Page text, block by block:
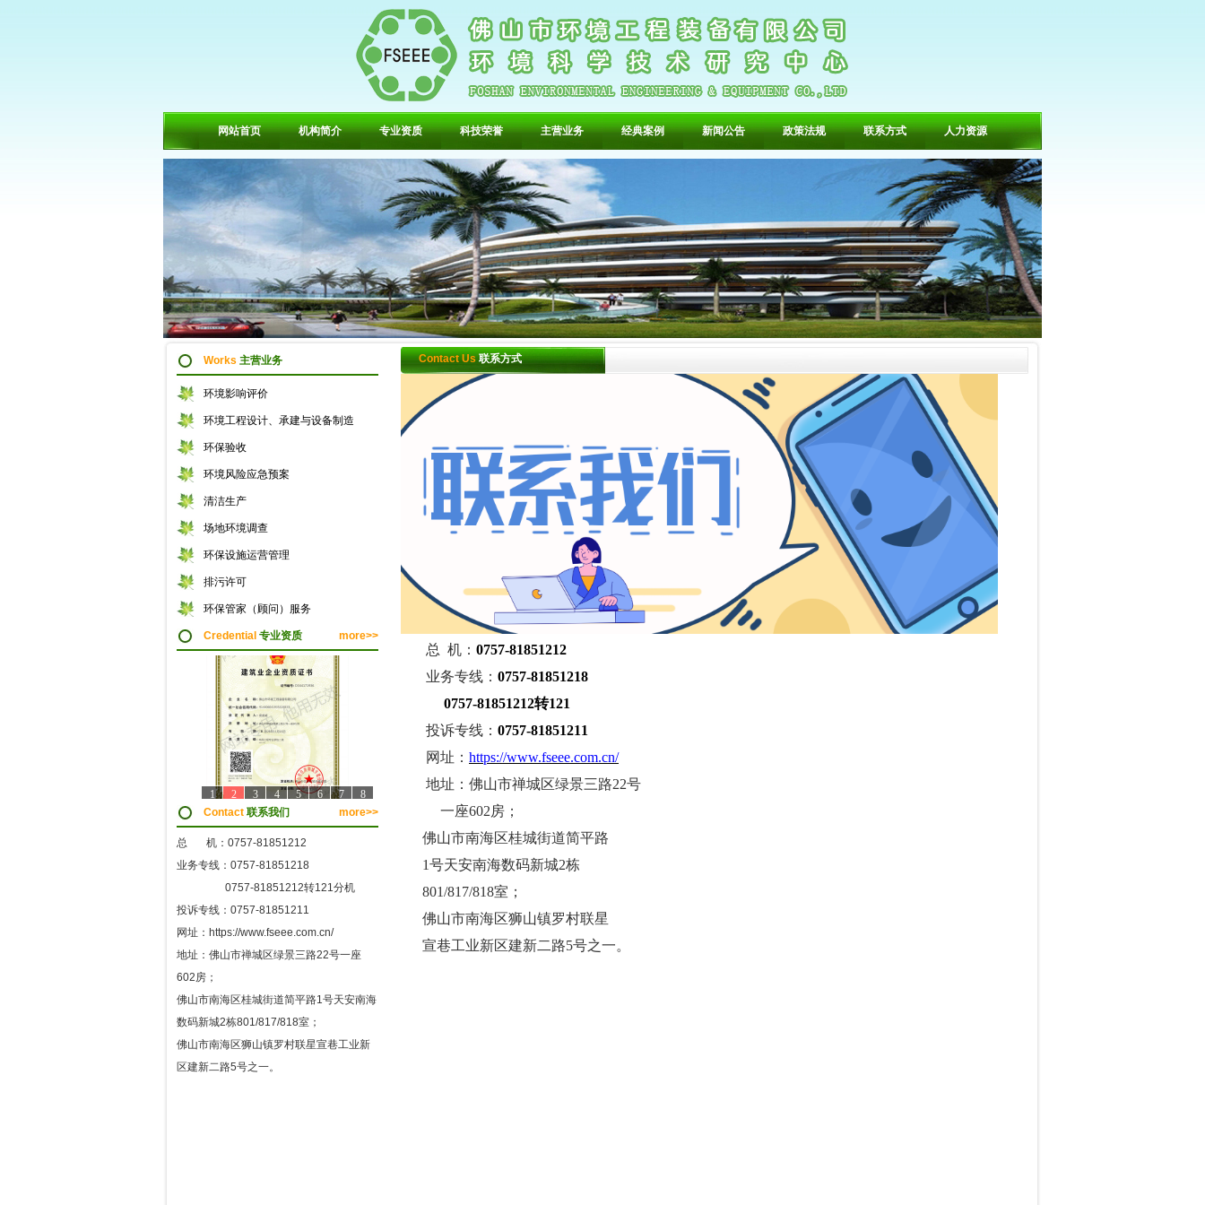
网站首页 机构简介 专业资质 科技荣誉 主营业务 经典案例 新闻公告 政策法规 联系方式 人力资源
Works 主营业务
环境影响评价
环境工程设计、承建与设备制造
环保验收
环境风险应急预案
清洁生产
场地环境调查
环保设施运营管理
排污许可
环保管家（顾问）服务
more>>
Credential 专业资质
8
7
6
5
4
3
2
1
more>>
Contact 联系我们
总 机：0757-81851212
业务专线：0757-81851218
0757-81851212转121分机
投诉专线：0757-81851211
网址：https://www.fseee.com.cn/
地址：佛山市禅城区绿景三路22号一座
602房；
佛山市南海区桂城街道简平路1号天安南海
数码新城2栋801/817/818室；
佛山市南海区狮山镇罗村联星宣巷工业新
区建新二路5号之一。
Contact Us联系方式
总 机： 0757-81851212
业务专线： 0757-81851218
0757-81851212转121
投诉专线： 0757-81851211
网址： https://www.fseee.com.cn/
地址：佛山市禅城区绿景三路22号
一座602房；
佛山市南海区桂城街道简平路
1号天安南海数码新城2栋
801/817/818室；
佛山市南海区狮山镇罗村联星
宣巷工业新区建新二路5号之一。